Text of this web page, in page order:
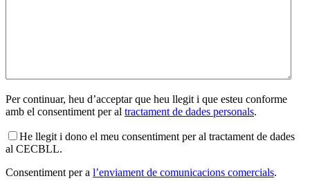
Per continuar, heu d’acceptar que heu llegit i que esteu conforme
amb el consentiment per al tractament de dades personals.
He llegit i dono el meu consentiment per al tractament de dades
al CECBLL.
Consentiment per a l’enviament de comunicacions comercials.